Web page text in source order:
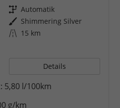
Getriebe Automatik
Außenfarbe Shimmering Silver
Kilometerstand 15 km
Details
5,80 l/100km
g/km